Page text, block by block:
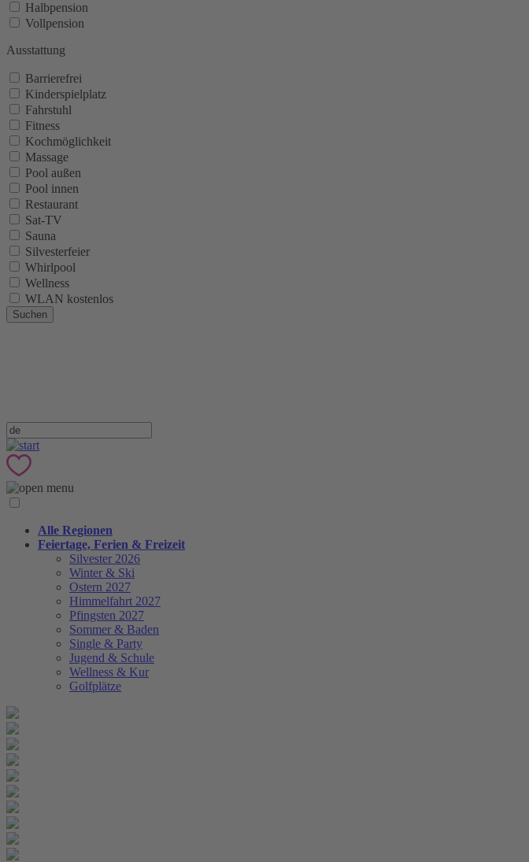
Halbpension
Vollpension
Ausstattung
Barrierefrei
Kinderspielplatz
Fahrstuhl
Fitness
Kochmöglichkeit
Massage
Pool außen
Pool innen
Restaurant
Sat-TV
Sauna
Silvesterfeier
Whirlpool
Wellness
WLAN kostenlos
Suchen
Alle Regionen
Feiertage, Ferien & Freizeit
Silvester 2026
Winter & Ski
Ostern 2027
Himmelfahrt 2027
Pfingsten 2027
Sommer & Baden
Single & Party
Jugend & Schule
Wellness & Kur
Golfplätze